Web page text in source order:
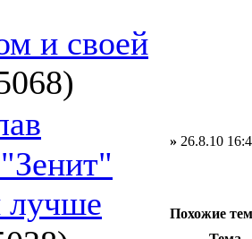
и своей
» 26.8.10
Похожие